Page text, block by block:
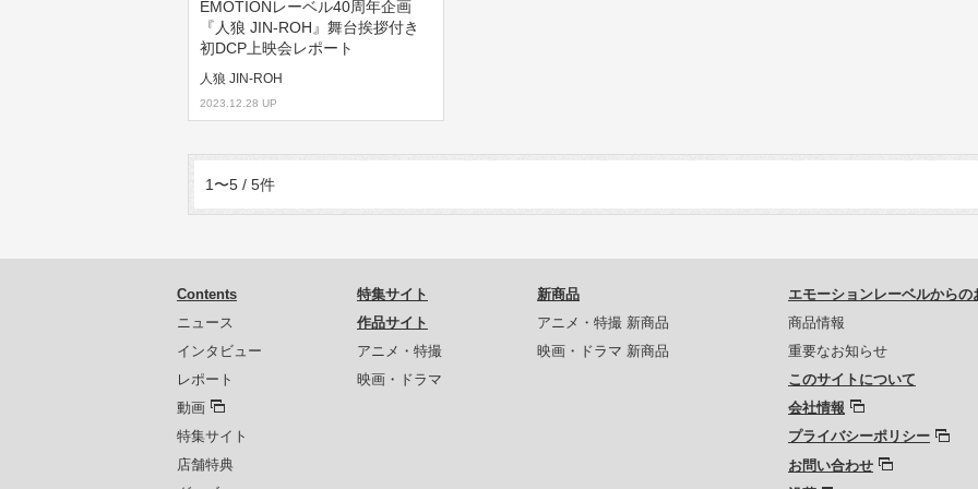
EMOTIONレーベル40周年企画
『人狼 JIN-ROH』舞台挨拶付き
初DCP上映会レポート
人狼 JIN-ROH
2023.12.28 UP
1〜5 / 5件
Contents
ニュース
インタビュー
レポート
動画
特集サイト
店舗特典
特集サイト
作品サイト
アニメ・特撮
映画・ドラマ
新商品
アニメ・特撮 新商品
映画・ドラマ 新商品
エモーションレーベルからの
商品情報
重要なお知らせ
このサイトについて
会社情報
プライバシーポリシー
お問い合わせ